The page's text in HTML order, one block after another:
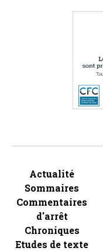
Actualité
Sommaires
Commentaires
d'arrêt
Chroniques
Etudes de texte